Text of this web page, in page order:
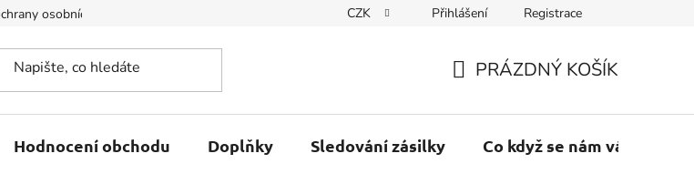
osobních údajů CZK Přihlášení Registrace
KOŠÍK
PRÁZDNÝ KOŠÍK
Hodnocení obchodu Doplňky Sledování zásilky Co když se nám váš balík